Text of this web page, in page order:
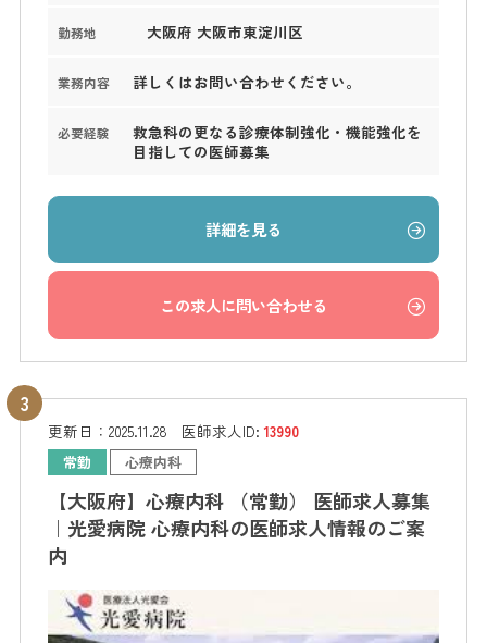
勤務地 大阪府 大阪市東淀川区
業務内容 詳しくはお問い合わせください。
必要経験
救急科の更なる診療体制強化・機能強化を
目指しての医師募集
詳細を見る
この求人に問い合わせる
更新日： 2025.11.28 医師求人ID:13990
常勤 心療内科
【大阪府】心療内科 （常勤） 医師求人募集
｜光愛病院 心療内科の医師求人情報のご案
内